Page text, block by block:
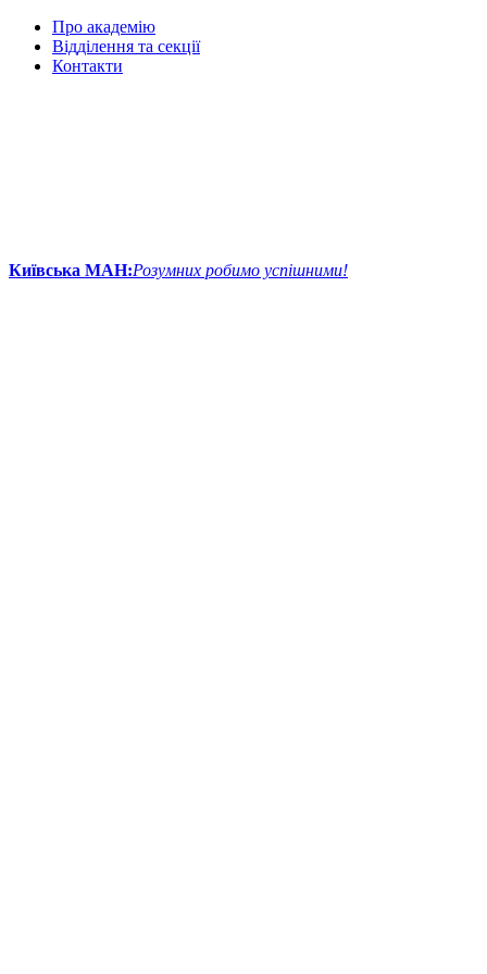
Про академію
Відділення та секції
Контакти
Київська МАН:Розумних робимо успішними!